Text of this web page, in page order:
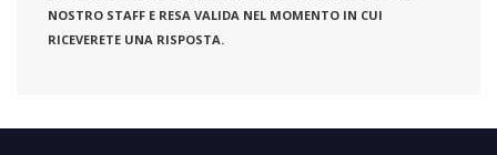
NOSTRO STAFF E RESA VALIDA NEL MOMENTO IN CUI
RICEVERETE UNA RISPOSTA.